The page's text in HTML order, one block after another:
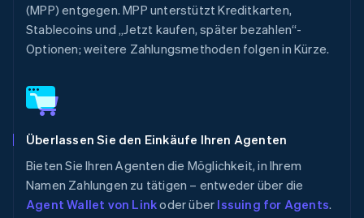
(MPP) entgegen. MPP unterstützt Kreditkarten,
Stablecoins und „Jetzt kaufen, später bezahlen“-
Optionen; weitere Zahlungsmethoden folgen in Kürze.
Überlassen Sie den Einkäufe Ihren Agenten
Bieten Sie Ihren Agenten die Möglichkeit, in Ihrem
Namen Zahlungen zu tätigen – entweder über die
Agent Wallet von Linkoder über Issuing for Agents.